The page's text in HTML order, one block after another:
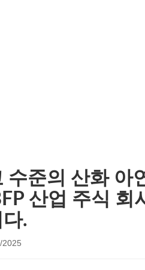
수준의 산화 아
산업 주식 회
.
2025